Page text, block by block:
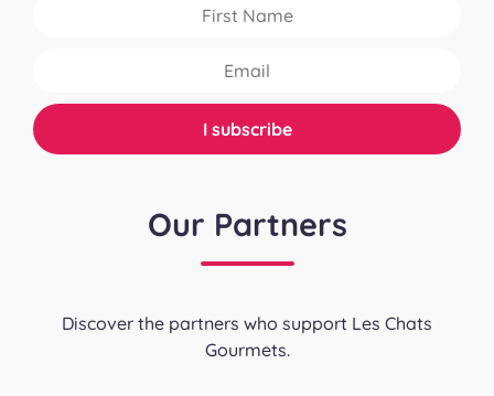
Our Partners
Discover the partners who support Les Chats
Gourmets.